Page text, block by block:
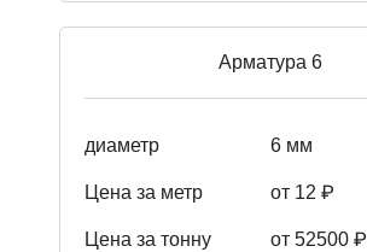
Арматура 6
диаметр 6 мм
Цена за метр от 12 ₽
Цена за тонну от 52500 ₽